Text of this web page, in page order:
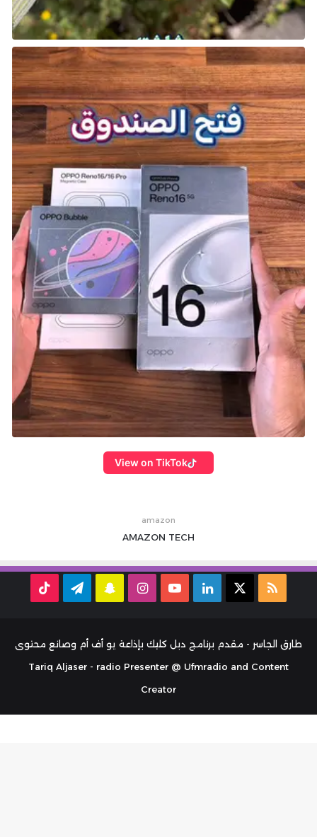
View on TikTok
amazon
AMAZON TECH
ملخص
RSS
لينكدإن ‫YouTubeانستقرامسناب تيلقرام
طارق الجاسر - مقدم برنامج دبل كليك بإذاعة يو أف أم وصانع محتوى
Tariq Aljaser - radio Presenter @ Ufmradio and Content
Creator